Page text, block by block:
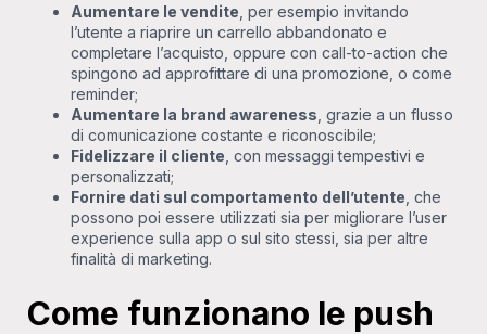
Aumentare le vendite , per esempio invitando
l’utente a riaprire un carrello abbandonato e
completare l’acquisto, oppure con call-to-action che
spingono ad approfittare di una promozione, o come
reminder;
Aumentare la brand awareness , grazie a un flusso
di comunicazione costante e riconoscibile;
Fidelizzare il cliente , con messaggi tempestivi e
personalizzati;
Fornire dati sul comportamento dell’utente , che
possono poi essere utilizzati sia per migliorare l’user
experience sulla app o sul sito stessi, sia per altre
finalità di marketing.
Come funzionano le push